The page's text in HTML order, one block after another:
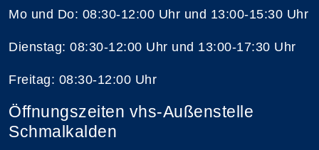
Mo und Do: 08:30-12:00 Uhr und 13:00-15:30 Uhr
Dienstag: 08:30-12:00 Uhr und 13:00-17:30 Uhr
Freitag: 08:30-12:00 Uhr
Öffnungszeiten vhs-Außenstelle
Schmalkalden